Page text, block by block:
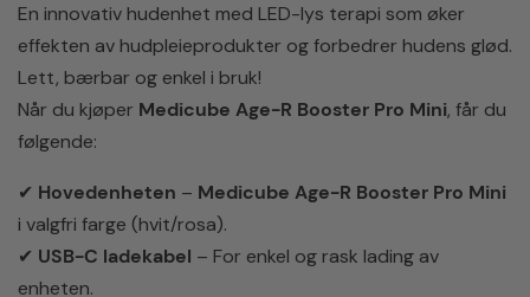
En innovativ hudenhet med LED-lys terapi som øker
effekten av hudpleieprodukter og forbedrer hudens glød.
Lett, bærbar og enkel i bruk!
Når du kjøper Medicube Age-R Booster Pro Mini, får du
følgende:
✔ Hovedenheten – Medicube Age-R Booster Pro Mini
i valgfri farge (hvit/rosa).
✔ USB-C ladekabel – For enkel og rask lading av
enheten.